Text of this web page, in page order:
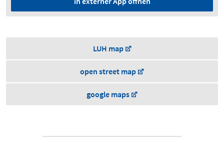
LUH map
open street map
google maps